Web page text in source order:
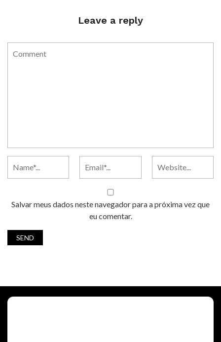
Leave a reply
Salvar meus dados neste navegador para a próxima vez que
eu comentar.